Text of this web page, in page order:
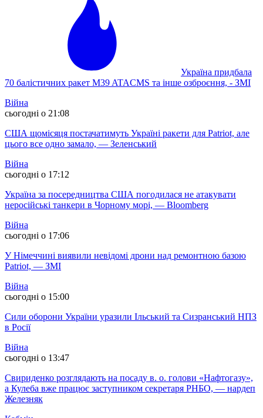
Україна придбала
70 балістичних ракет M39 ATACMS та інше озброєння, - ЗМІ
Війна
сьогодні о 21:08
США щомісяця постачатимуть Україні ракети для Patriot, але
цього все одно замало, — Зеленський
Війна
сьогодні о 17:12
Україна за посередництва США погодилася не атакувати
неросійські танкери в Чорному морі, — Bloomberg
Війна
сьогодні о 17:06
У Німеччині виявили невідомі дрони над ремонтною базою
Patriot, — ЗМІ
Війна
сьогодні о 15:00
Сили оборони України уразили Ільський та Сизранський НПЗ
в Росії
Війна
сьогодні о 13:47
Свириденко розглядають на посаду в. о. голови «Нафтогазу»,
а Кулеба вже працює заступником секретаря РНБО, — нардеп
Железняк